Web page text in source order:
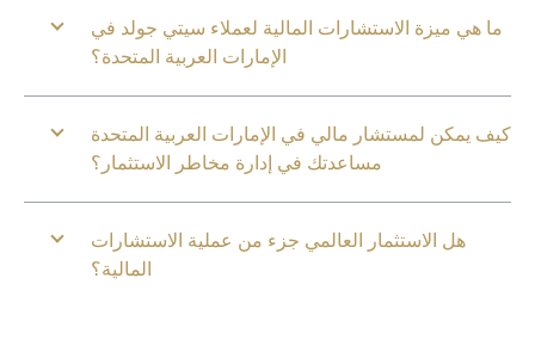
ما هي ميزة الاستشارات المالية لعملاء سيتي جولد في
الإمارات العربية المتحدة؟
كيف يمكن لمستشار مالي في الإمارات العربية المتحدة
مساعدتك في إدارة مخاطر الاستثمار؟
هل الاستثمار العالمي جزء من عملية الاستشارات
المالية؟